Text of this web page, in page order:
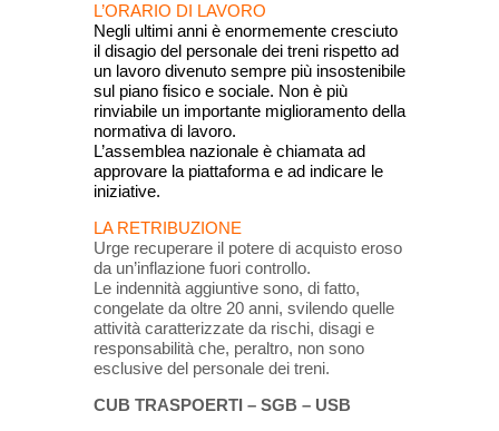
L’ORARIO DI LAVORO
Negli ultimi anni è enormemente cresciuto
il disagio del personale dei treni rispetto ad
un lavoro divenuto sempre più insostenibile
sul piano fisico e sociale. Non è più
rinviabile un importante miglioramento della
normativa di lavoro.
L’assemblea nazionale è chiamata ad
approvare la piattaforma e ad indicare le
iniziative.
LA RETRIBUZIONE
Urge recuperare il potere di acquisto eroso
da un’inflazione fuori controllo.
Le indennità aggiuntive sono, di fatto,
congelate da oltre 20 anni, svilendo quelle
attività caratterizzate da rischi, disagi e
responsabilità che, peraltro, non sono
esclusive del personale dei treni.
CUB TRASPOERTI – SGB – USB